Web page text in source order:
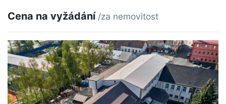
Cena na vyžádání /za nemovitost